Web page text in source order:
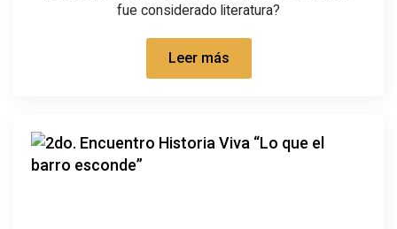
fue considerado literatura?
Leer más